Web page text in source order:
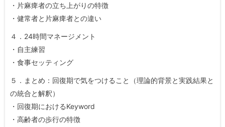
・片麻痺者の立ち上がりの特徴
・健常者と片麻痺者との違い
４．24時間マネージメント
・自主練習
・食事セッティング
５．まとめ：回復期で気をつけること（理論的背景と実践結果と
の統合と解釈）
・回復期におけるKeyword
・高齢者の歩行の特徴